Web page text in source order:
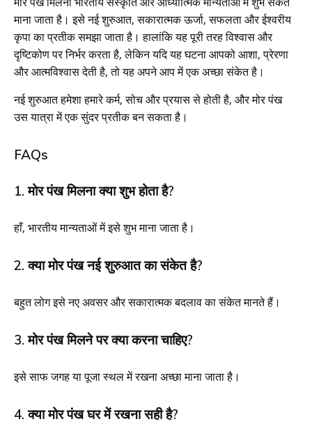
माना जाता है। इसे नई शुरुआत, सकारात्मक ऊर्जा, सफलता और ईश्वरीय
कृपा का प्रतीक समझा जाता है। हालांकि यह पूरी तरह विश्वास और
दृष्टिकोण पर निर्भर करता है, लेकिन यदि यह घटना आपको आशा, प्रेरणा
और आत्मविश्वास देती है, तो यह अपने आप में एक अच्छा संकेत है।
नई शुरुआत हमेशा हमारे कर्म, सोच और प्रयास से होती है, और मोर पंख
उस यात्रा में एक सुंदर प्रतीक बन सकता है।
FAQs
1. मोर पंख मिलना क्या शुभ होता है?
हाँ, भारतीय मान्यताओं में इसे शुभ माना जाता है।
2. क्या मोर पंख नई शुरुआत का संकेत है?
बहुत लोग इसे नए अवसर और सकारात्मक बदलाव का संकेत मानते हैं।
3. मोर पंख मिलने पर क्या करना चाहिए?
इसे साफ जगह या पूजा स्थल में रखना अच्छा माना जाता है।
4. क्या मोर पंख घर में रखना सही है?